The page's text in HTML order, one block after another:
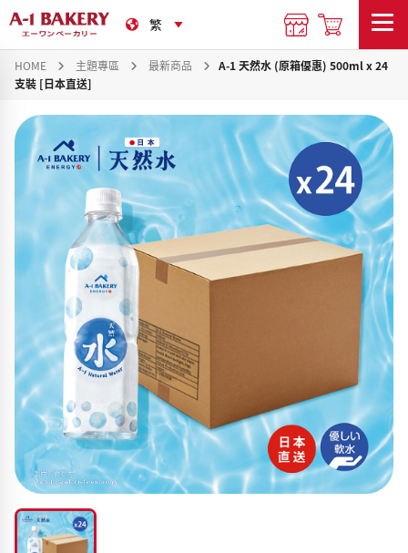
HOME 主題專區 最新商品
A-1 天然水 (原箱優惠) 500ml x 24
支裝 [日本直送]